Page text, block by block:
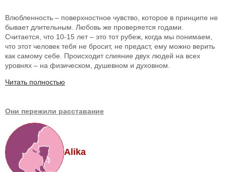
Влюбленность – поверхностное чувство, которое в принципе не
бывает длительным. Любовь же проверяется годами.
Считается, что 10-15 лет – это тот рубеж, когда мы понимаем,
что этот человек тебя не бросит, не предаст, ему можно верить
как самому себе. Происходит слияние двух людей на всех
уровнях – на физическом, душевном и духовном.
Читать полностью
Они пережили расставание
Alika